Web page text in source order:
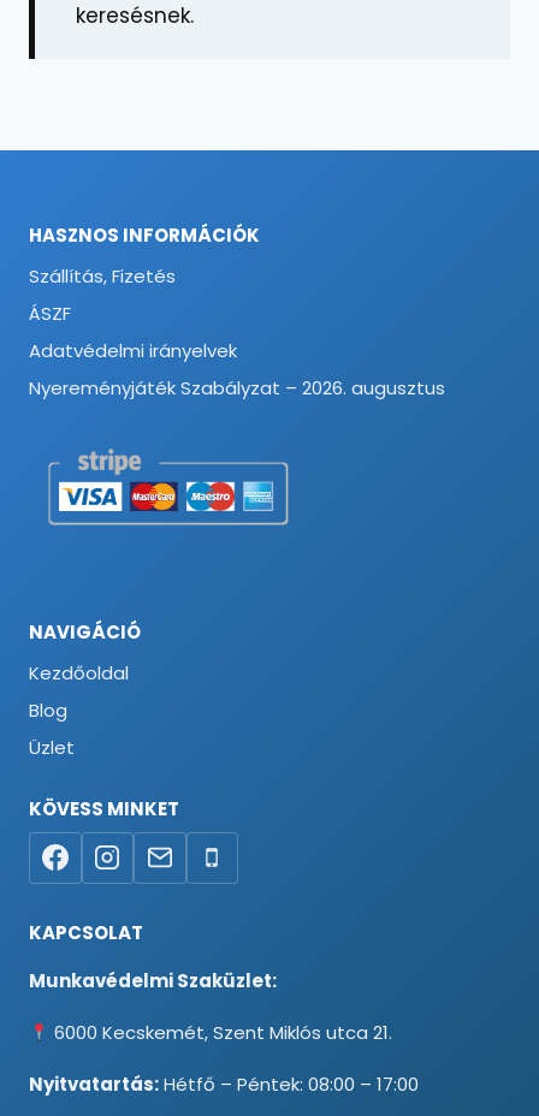
keresésnek.
HASZNOS INFORMÁCIÓK
Szállítás, Fizetés
ÁSZF
Adatvédelmi irányelvek
Nyereményjáték Szabályzat – 2026. augusztus
NAVIGÁCIÓ
Kezdőoldal
Blog
Üzlet
KÖVESS MINKET
KAPCSOLAT
Munkavédelmi Szaküzlet:
6000 Kecskemét, Szent Miklós utca 21.
Nyitvatartás:Hétfő – Péntek: 08:00 – 17:00